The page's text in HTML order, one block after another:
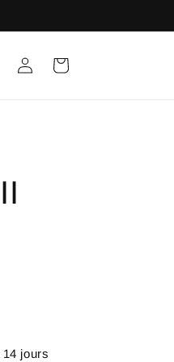
ConnexionPanier
jours